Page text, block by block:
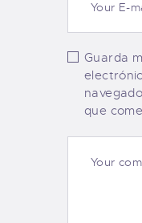
Guarda
que